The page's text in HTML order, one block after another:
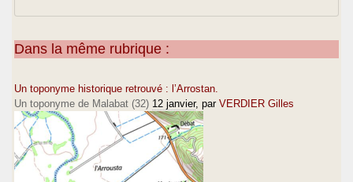
Dans la même rubrique :
Un toponyme historique retrouvé : l’Arrostan.
Un toponyme de Malabat (32) 12 janvier, par VERDIER Gilles